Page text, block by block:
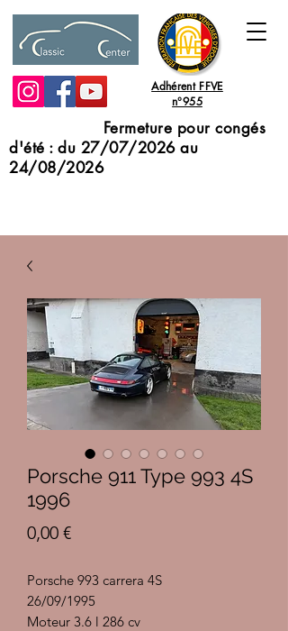
Adhérent FFVE
n°955
Fermeture pour congés
d'été : du 27/07/2026 au
24/08/2026
Porsche 911 Type 993 4S
1996
0,00 €Prix
Porsche 993 carrera 4S
26/09/1995
Moteur 3.6 l 286 cv